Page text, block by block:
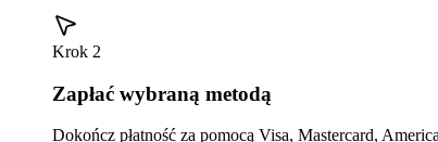
Krok 2
Zapłać wybraną metodą
Dokończ płatność za pomocą Visa, Mastercard,